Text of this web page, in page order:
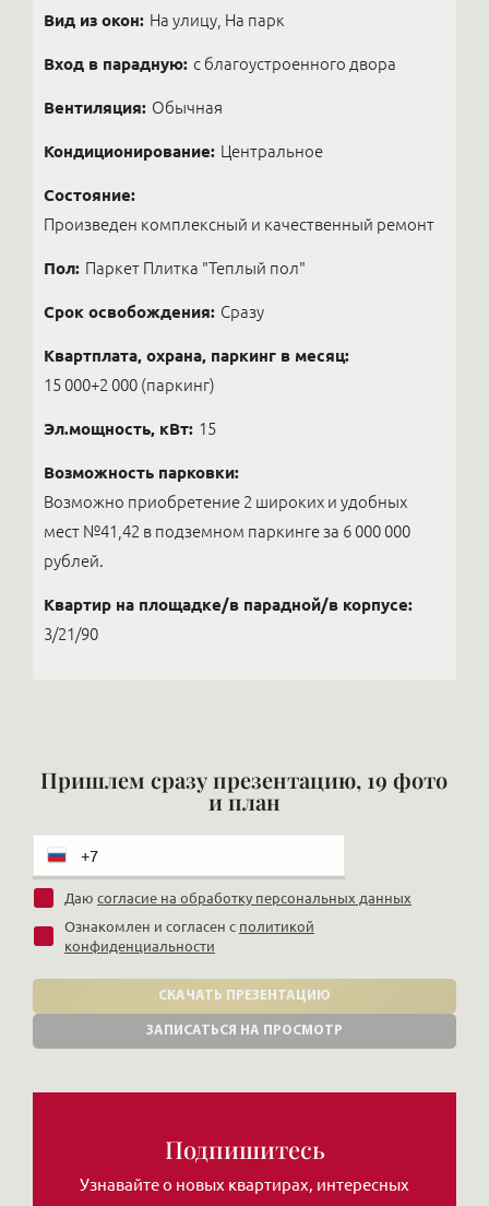
Вид из окон: На улицу, На парк
Вход в парадную: с благоустроенного двора
Вентиляция: Обычная
Кондиционирование: Центральное
Состояние:
Произведен комплексный и качественный ремонт
Пол: Паркет Плитка "Теплый пол"
Срок освобождения: Сразу
Квартплата, охрана, паркинг в месяц:
15 000+2 000 (паркинг)
Эл.мощность, кВт: 15
Возможность парковки:
Возможно приобретение 2 широких и удобных
мест №41,42 в подземном паркинге за 6 000 000
рублей.
Квартир на площадке/в парадной/в корпусе:
3/21/90
Пришлем сразу презентацию, 19 фото
и план
Даю согласие на обработку персональных данных
Ознакомлен и согласен с политикой
конфиденциальности
СКАЧАТЬ ПРЕЗЕНТАЦИЮ
ЗАПИСАТЬСЯ НА ПРОСМОТР
Подпишитесь
Узнавайте о новых квартирах, интересных